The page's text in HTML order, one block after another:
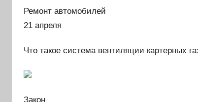
Ремонт автомобилей
21 апреля
Что такое система вентиляции картерных
Закон